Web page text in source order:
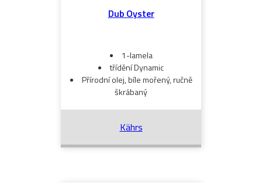
Dub Oyster
1-lamela
třídění Dynamic
Přírodní olej, bíle mořený, ručně
škrábaný
Kährs